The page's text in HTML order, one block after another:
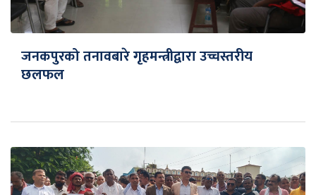
जनकपुरको तनावबारे गृहमन्त्रीद्वारा उच्चस्तरीय
छलफल